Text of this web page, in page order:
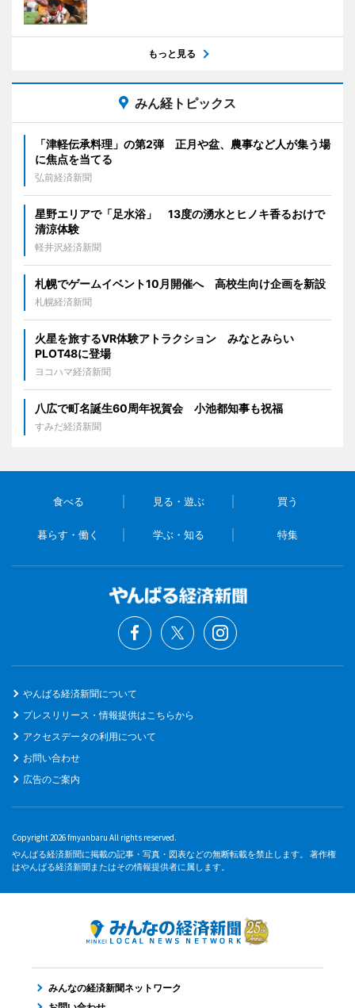
もっと見る
みん経トピックス
「津軽伝承料理」の第2弾 正月や盆、農事など人が集う場
に焦点を当てる
弘前経済新聞
星野エリアで「足水浴」 13度の湧水とヒノキ香るおけで
清涼体験
軽井沢経済新聞
札幌でゲームイベント10月開催へ 高校生向け企画を新設
札幌経済新聞
火星を旅するVR体験アトラクション みなとみらい
PLOT48に登場
ヨコハマ経済新聞
八広で町名誕生60周年祝賀会 小池都知事も祝福
すみだ経済新聞
食べる 見る・遊ぶ 買う
暮らす・働く 学ぶ・知る 特集
やんばる経済新聞について
プレスリリース・情報提供はこちらから
アクセスデータの利用について
お問い合わせ
広告のご案内
Copyright 2026 fmyanbaru All rights reserved.
やんばる経済新聞に掲載の記事・写真・図表などの無断転載を禁止します。 著作権
はやんばる経済新聞またはその情報提供者に属します。
みんなの経済新聞ネットワーク